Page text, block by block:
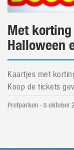
Met
Halloween
Kaartjes met
Koop de tickets
Pretparken - 5 oktober